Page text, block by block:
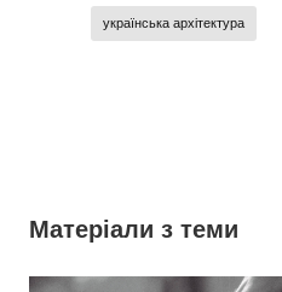
українська архітектура
Матеріали з теми